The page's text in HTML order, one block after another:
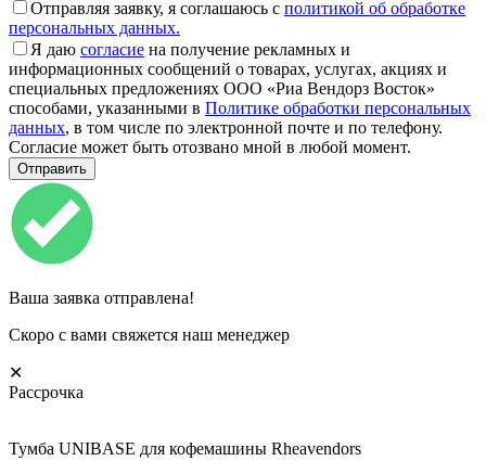
Отправляя заявку, я соглашаюсь с политикой об обработке
персональных данных.
Я даю согласие на получение рекламных и
информационных сообщений о товарах, услугах, акциях и
специальных предложениях ООО «Риа Вендорз Восток»
способами, указанными в Политике обработки персональных
данных, в том числе по электронной почте и по телефону.
Согласие может быть отозвано мной в любой момент.
Ваша заявка отправлена!
Скоро с вами свяжется наш менеджер
✕
Рассрочка
Тумба UNIBASE для кофемашины Rheavendors